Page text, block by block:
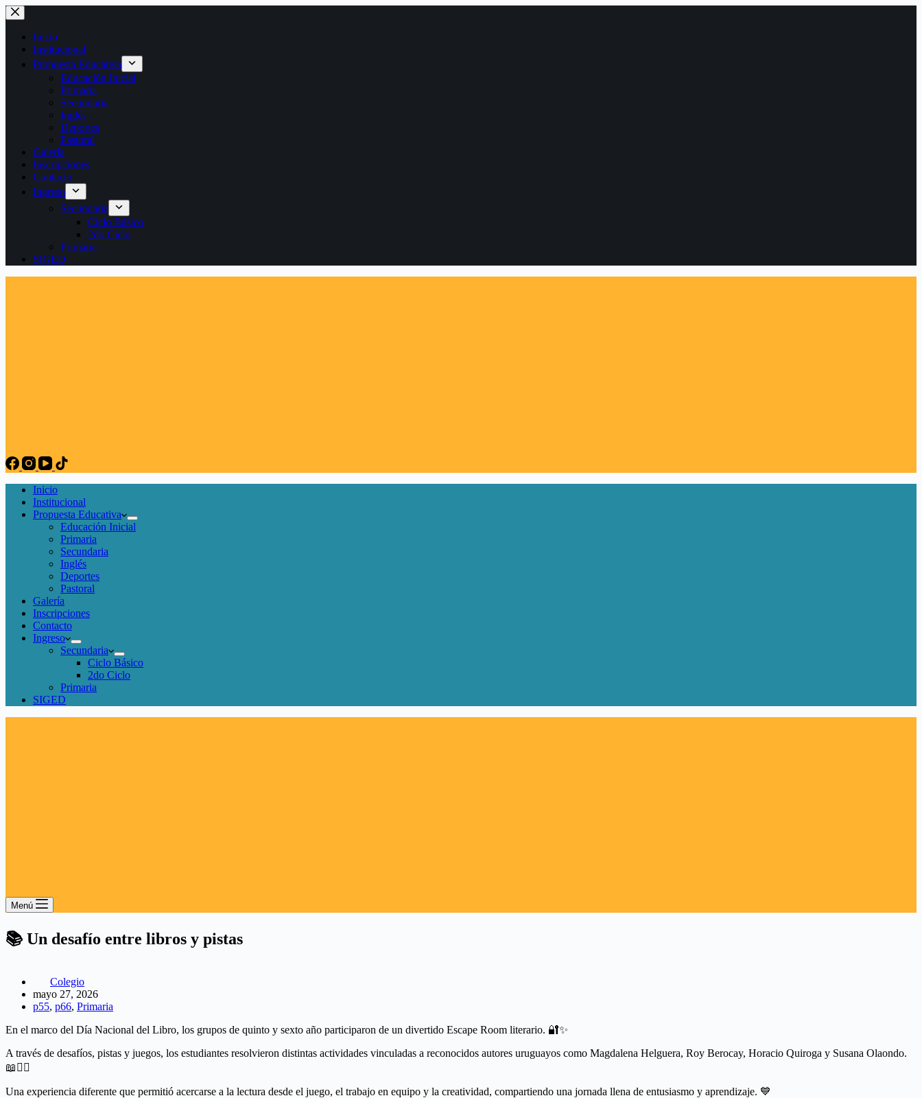
Saltar
al
contenido
Inicio
Institucional
Propuesta Educativa
Educación Inicial
Primaria
Secundaria
Inglés
Deportes
Pastoral
Galería
Inscripciones
Contacto
Ingreso
Secundaria
Ciclo Básico
2do Ciclo
Primaria
SIGED
Inicio
Institucional
Propuesta Educativa
Educación Inicial
Primaria
Secundaria
Inglés
Deportes
Pastoral
Galería
Inscripciones
Contacto
Ingreso
Secundaria
Ciclo Básico
2do Ciclo
Primaria
SIGED
Menú
📚 Un desafío entre libros y pistas
Colegio
mayo 27, 2026
p55, p66, Primaria
En el marco del Día Nacional del Libro, los grupos de quinto y sexto año participaron de un divertido Escape Room literario. 🔐✨
A través de desafíos, pistas y juegos, los estudiantes resolvieron distintas actividades vinculadas a reconocidos autores uruguayos como Magdalena Helguera, Roy Berocay, Horacio Quiroga y Susana Olaondo.
📖🕵️‍♂️
Una experiencia diferente que permitió acercarse a la lectura desde el juego, el trabajo en equipo y la creatividad, compartiendo una jornada llena de entusiasmo y aprendizaje. 💙